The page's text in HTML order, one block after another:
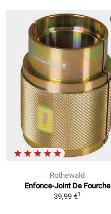
Rothewald
Enfonce-Joint De Fourche
39,99 €1